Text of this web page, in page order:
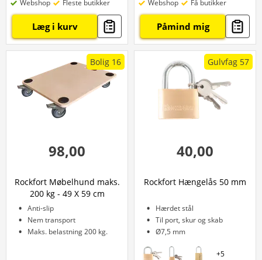
Webshop Fleste butikker
Læg i kurv
Webshop Få butikker
Påmind mig
Bolig 16
98,00
Rockfort Møbelhund maks.
200 kg - 49 X 59 cm
Anti-slip
Nem transport
Maks. belastning 200 kg.
Gulvfag 57
40,00
Rockfort Hængelås 50 mm
Hærdet stål
Til port, skur og skab
Ø7,5 mm
+5